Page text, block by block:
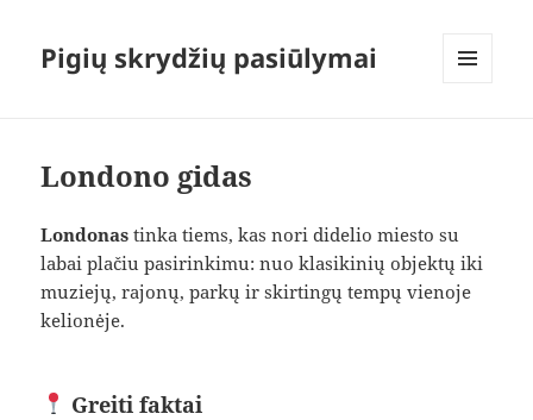
Pigių skrydžių pasiūlymai
Londono gidas
Londonas tinka tiems, kas nori didelio miesto su
labai plačiu pasirinkimu: nuo klasikinių objektų iki
muziejų, rajonų, parkų ir skirtingų tempų vienoje
kelionėje.
Greiti faktai